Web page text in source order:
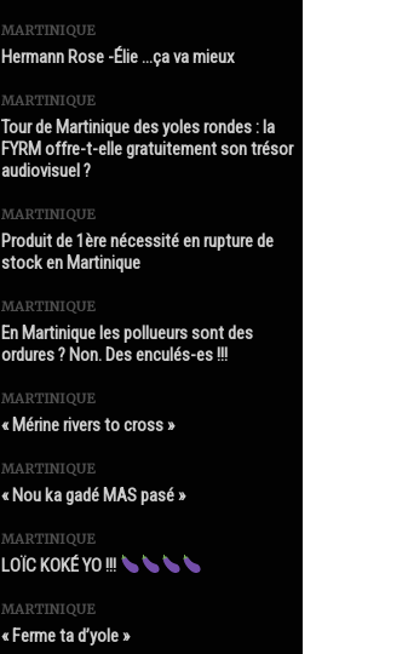
MARTINIQUE
Hermann Rose -Élie …ça va mieux
MARTINIQUE
Tour de Martinique des yoles rondes : la
FYRM offre-t-elle gratuitement son trésor
audiovisuel ?
MARTINIQUE
Produit de 1ère nécessité en rupture de
stock en Martinique
MARTINIQUE
En Martinique les pollueurs sont des
ordures ? Non. Des enculés-es !!!
MARTINIQUE
« Mérine rivers to cross »
MARTINIQUE
« Nou ka gadé MAS pasé »
MARTINIQUE
LOÏC KOKÉ YO !!!
MARTINIQUE
« Ferme ta d’yole »